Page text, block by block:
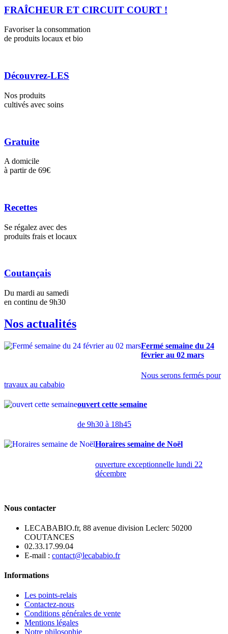
FRAÎCHEUR ET CIRCUIT COURT !
Favoriser la consommation
de produits locaux et bio
Découvrez-LES
Nos produits
cultivés avec soins
Gratuite
A domicile
à partir de 69€
Recettes
Se régalez avec des
produits frais et locaux
Coutançais
Du mardi au samedi
en continu de 9h30
Nos actualités
Fermé semaine du 24
février au 02 mars
Nous serons fermés pour
travaux au cababio
ouvert cette semaine
de 9h30 à 18h45
Horaires semaine de Noël
ouverture exceptionnelle lundi 22
décembre
Nous contacter
LECABABIO.fr, 88 avenue division Leclerc 50200
COUTANCES
02.33.17.99.04
E-mail : contact@lecababio.fr
Informations
Les points-relais
Contactez-nous
Conditions générales de vente
Mentions légales
Notre philosophie